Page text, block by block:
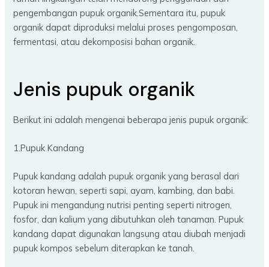
pengembangan pupuk organik.Sementara itu, pupuk
organik dapat diproduksi melalui proses pengomposan,
fermentasi, atau dekomposisi bahan organik.
Jenis pupuk organik
Berikut ini adalah mengenai beberapa jenis pupuk organik:
1.Pupuk Kandang
Pupuk kandang adalah pupuk organik yang berasal dari
kotoran hewan, seperti sapi, ayam, kambing, dan babi.
Pupuk ini mengandung nutrisi penting seperti nitrogen,
fosfor, dan kalium yang dibutuhkan oleh tanaman. Pupuk
kandang dapat digunakan langsung atau diubah menjadi
pupuk kompos sebelum diterapkan ke tanah.